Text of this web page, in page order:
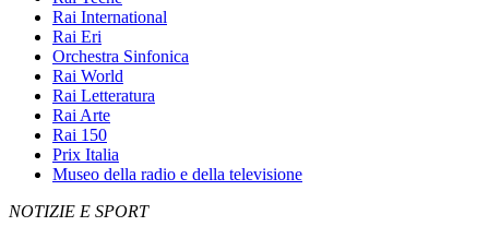
Rai International
Rai Eri
Orchestra Sinfonica
Rai World
Rai Letteratura
Rai Arte
Rai 150
Prix Italia
Museo della radio e della televisione
NOTIZIE E SPORT